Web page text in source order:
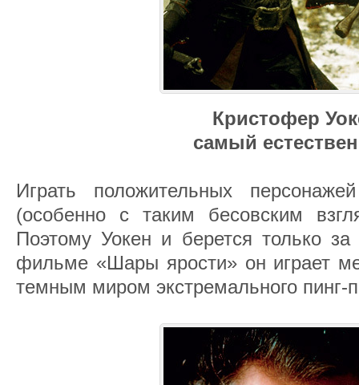
Кристофер
самый
Играть положительных
(особенно с таким бесовским
Поэтому Уокен и берется только
фильме «Шары ярости» он играет
темным миром экстремального пинг-